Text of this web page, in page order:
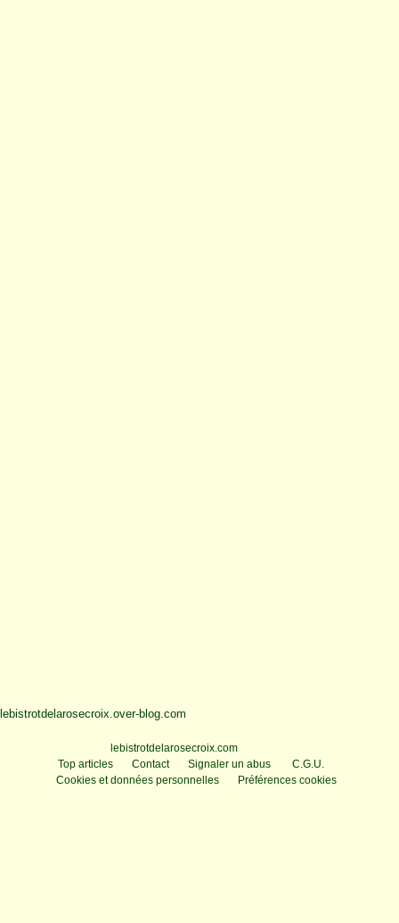
lebistrotdelarosecroix.over-blog.com
lebistrotdelarosecroix.com
Top articles
Contact Signaler un abus
C.G.U.
Cookies et données personnelles
Préférences cookies